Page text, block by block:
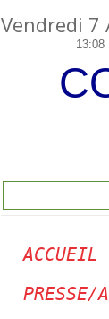
Vendredi 7
13:08
ACCUEIL
PRESSE/